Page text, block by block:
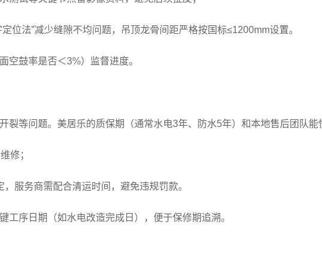
位法”减少缝隙不均问题，吊顶龙骨间距严格按国标≤1200mm设置。
空鼓率是否＜3%）监督进度。
裂等问题。美居乐的质保期（通常水电3年、防水5年）和本地售后团队能
修；
服务商需配合清运时间，避免违规罚款。
工序日期（如水电改造完成日），便于保修期追溯。